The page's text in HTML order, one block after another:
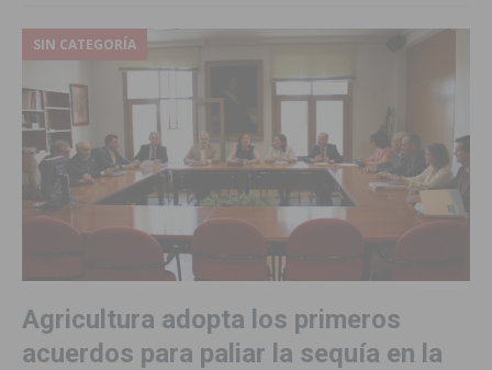
SIN CATEGORÍA
Agricultura adopta los primeros
acuerdos para paliar la sequía en la